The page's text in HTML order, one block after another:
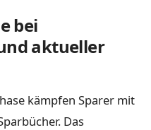
bei
aktueller
kämpfen Sparer mit
Das